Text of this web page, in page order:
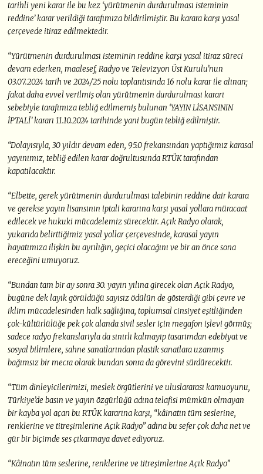
tarihli yeni karar ile bu kez ‘yürütmenin durdurulması isteminin
reddine’ karar verildiği tarafımıza bildirilmiştir. Bu karara karşı yasal
çerçevede itiraz edilmektedir.
“Yürütmenin durdurulması isteminin reddine karşı yasal itiraz süreci
devam ederken, maalesef, Radyo ve Televizyon Üst Kurulu’nun
03.07.2024 tarih ve 2024/25 nolu toplantısında 16 nolu karar ile alınan;
fakat daha evvel verilmiş olan yürütmenin durdurulması kararı
sebebiyle tarafımıza tebliğ edilmemiş bulunan ‘YAYIN LİSANSININ
İPTALİ’ kararı 11.10.2024 tarihinde yani bugün tebliğ edilmiştir.
“Dolayısıyla, 30 yıldır devam eden, 95.0 frekansından yaptığımız karasal
yayınımız, tebliğ edilen karar doğrultusunda RTÜK tarafından
kapatılacaktır.
“Elbette, gerek yürütmenin durdurulması talebinin reddine dair karara
ve gerekse yayın lisansının iptali kararına karşı yasal yollara müracaat
edilecek ve hukuki mücadelemiz sürecektir. Açık Radyo olarak,
yukarıda belirttiğimiz yasal yollar çerçevesinde, karasal yayın
hayatımıza ilişkin bu ayrılığın, geçici olacağını ve bir an önce sona
ereceğini umuyoruz.
“Bundan tam bir ay sonra 30. yayın yılına girecek olan Açık Radyo,
bugüne dek layık görüldüğü sayısız ödülün de gösterdiği gibi çevre ve
iklim mücadelesinden halk sağlığına, toplumsal cinsiyet eşitliğinden
çok-kültürlülüğe pek çok alanda sivil sesler için megafon işlevi görmüş;
sadece radyo frekanslarıyla da sınırlı kalmayıp tasarımdan edebiyat ve
sosyal bilimlere, sahne sanatlarından plastik sanatlara uzanmış
bağımsız bir mecra olarak bundan sonra da görevini sürdürecektir.
“Tüm dinleyicilerimizi, meslek örgütlerini ve uluslararası kamuoyunu,
Türkiye’de basın ve yayın özgürlüğü adına telafisi mümkün olmayan
bir kayba yol açan bu RTÜK kararına karşı, “kâinatın tüm seslerine,
renklerine ve titreşimlerine Açık Radyo” adına bu sefer çok daha net ve
gür bir biçimde ses çıkarmaya davet ediyoruz.
“Kâinatın tüm seslerine, renklerine ve titreşimlerine Açık Radyo”